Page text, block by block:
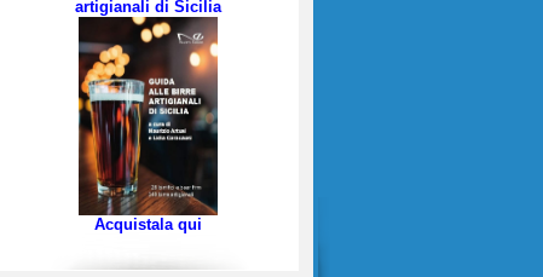
artigianali di Sicilia
Acquistala qui